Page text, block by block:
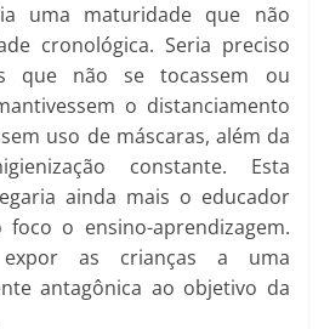
uma maturidade que não
cronológica. Seria preciso
que não se tocassem ou
o distanciamento
uso de máscaras, além da
constante. Esta
ainda mais o educador
o ensino-aprendizagem.
as crianças a uma
antagônica ao objetivo da